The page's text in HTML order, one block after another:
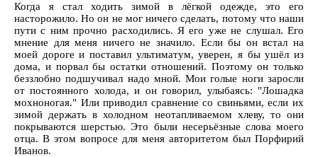
Когда я стал ходить зимой в лёгкой одежде, это его
насторожило. Но он не мог ничего сделать, потому что наши
пути с ним прочно расходились. Я его уже не слушал. Его
мнение для меня ничего не значило. Если бы он встал на
моей дороге и поставил ультиматум, уверен, я бы ушёл из
дома, и порвал бы остатки отношений. Поэтому он только
беззлобно подшучивал надо мной. Мои голые ноги заросли
от постоянного холода, и он говорил, улыбаясь: "Лошадка
мохноногая." Или приводил сравнение со свиньями, если их
зимой держать в холодном неотапливаемом хлеву, то они
покрываются шерстью. Это были несерьёзные слова моего
отца. В этом вопросе для меня авторитетом был Порфирий
Иванов.